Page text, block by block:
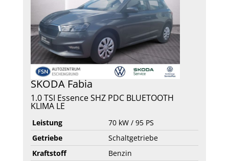
SKODA Fabia
1.0 TSI Essence SHZ PDC BLUETOOTH
KLIMA LE
Leistung
70 kW / 95 PS
Getriebe
Schaltgetriebe
Kraftstoff
Benzin